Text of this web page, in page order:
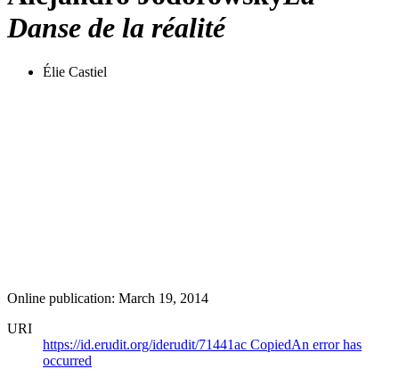
Danse de la réalité
Élie Castiel
Online publication: March 19, 2014
URI
https://id.erudit.org/iderudit/71441ac CopiedAn error has
occurred